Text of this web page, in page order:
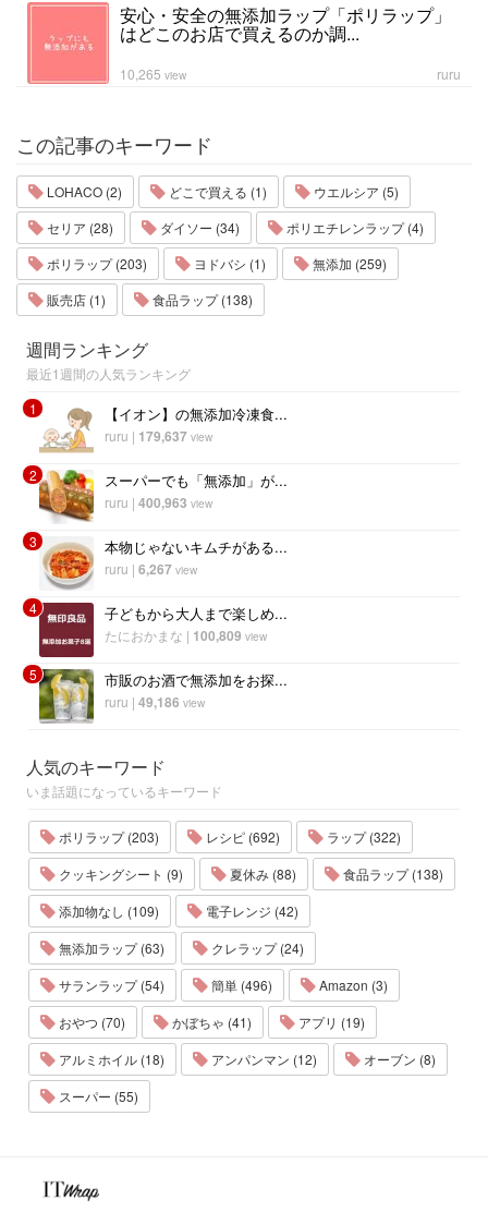
安心・安全の無添加ラップ「ポリラップ」
はどこのお店で買えるのか調...
ruru
10,265 view
この記事のキーワード
LOHACO (2) どこで買える (1)
ウエルシア (5)
セリア (28)
ダイソー (34)
ポリエチレンラップ (4)
ポリラップ (203)
ヨドバシ (1)
無添加 (259)
販売店 (1)
食品ラップ (138)
週間ランキング
最近1週間の人気ランキング
1
【イオン】の無添加冷凍食...
ruru | 179,637 view
2 スーパーでも「無添加」が...
ruru | 400,963 view
3 本物じゃないキムチがある...
ruru | 6,267 view
4 子どもから大人まで楽しめ...
たにおかまな | 100,809 view
5 市販のお酒で無添加をお探...
ruru | 49,186 view
人気のキーワード
いま話題になっているキーワード
ポリラップ (203) レシピ (692)
ラップ (322)
クッキングシート (9)
夏休み (88)
食品ラップ (138)
添加物なし (109)
電子レンジ (42)
無添加ラップ (63)
クレラップ (24)
サランラップ (54)
簡単 (496)
Amazon (3)
おやつ (70)
かぼちゃ (41)
アプリ (19)
アルミホイル (18)
アンパンマン (12)
オーブン (8)
スーパー (55)